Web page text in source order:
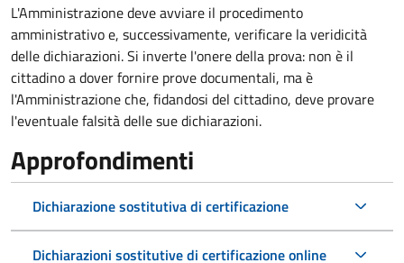
L'Amministrazione deve avviare il procedimento
amministrativo e, successivamente, verificare la veridicità
delle dichiarazioni. Si inverte l'onere della prova: non è il
cittadino a dover fornire prove documentali, ma è
l'Amministrazione che, fidandosi del cittadino, deve provare
l'eventuale falsità delle sue dichiarazioni.
Approfondimenti
Dichiarazione sostitutiva di certificazione
Dichiarazioni sostitutive di certificazione online